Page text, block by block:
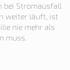
bei Stromausfall
weiter läuft, ist
nie mehr als
muss.